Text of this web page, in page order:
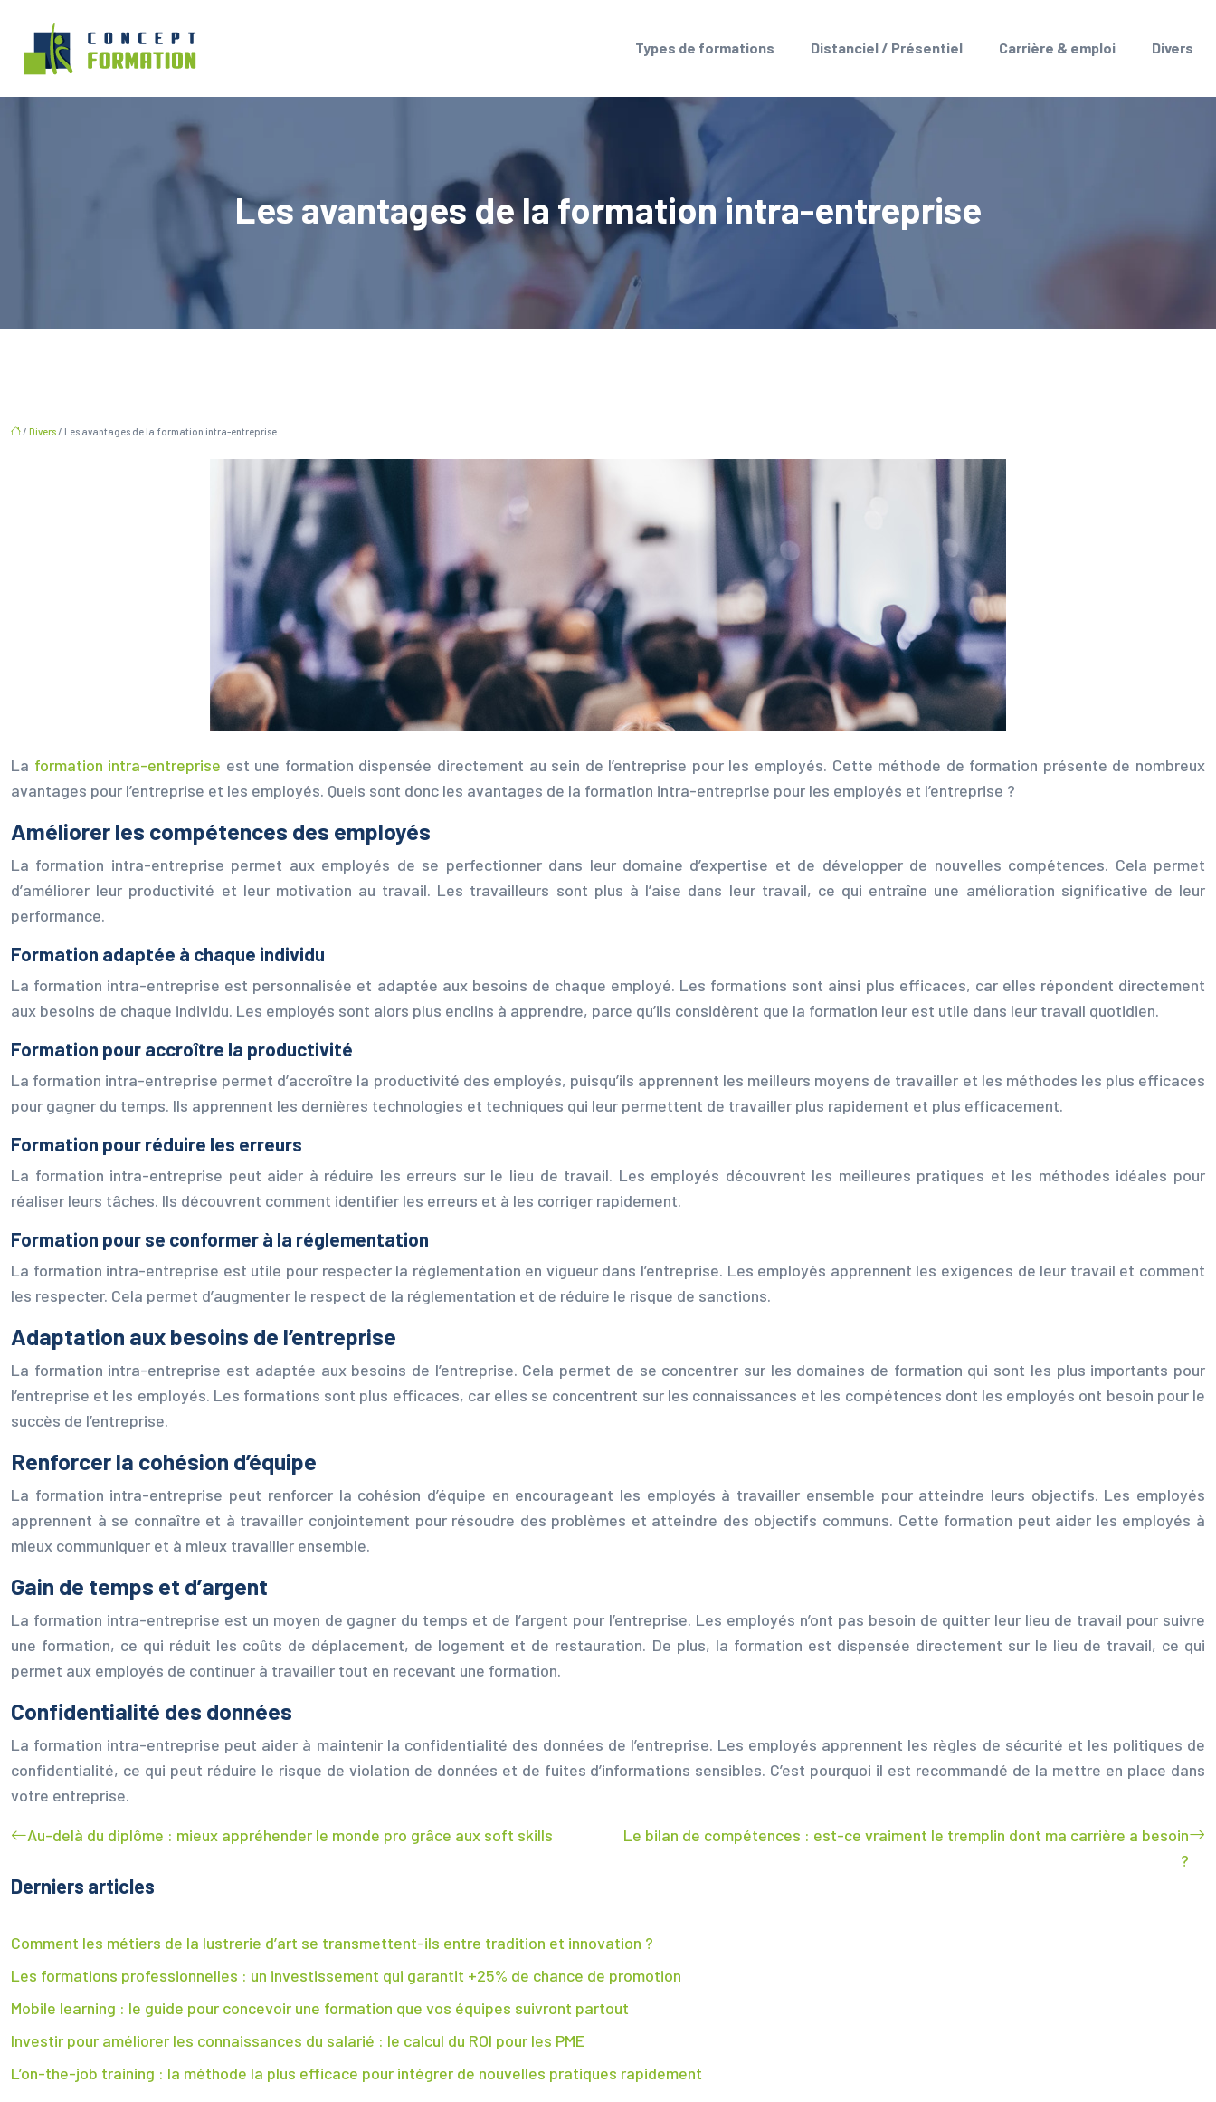
Types de formations Distanciel / Présentiel Carrière & emploi Divers
Les avantages de la formation intra-entreprise
/ Divers/ Les avantages de la formation intra-entreprise
La formation intra-entreprise est une formation dispensée directement au sein de l’entreprise pour les employés. Cette méthode de formation présente de nombreux
avantages pour l’entreprise et les employés. Quels sont donc les avantages de la formation intra-entreprise pour les employés et l’entreprise ?
Améliorer les compétences des employés
La formation intra-entreprise permet aux employés de se perfectionner dans leur domaine d’expertise et de développer de nouvelles compétences. Cela permet
d’améliorer leur productivité et leur motivation au travail. Les travailleurs sont plus à l’aise dans leur travail, ce qui entraîne une amélioration significative de leur
performance.
Formation adaptée à chaque individu
La formation intra-entreprise est personnalisée et adaptée aux besoins de chaque employé. Les formations sont ainsi plus efficaces, car elles répondent directement
aux besoins de chaque individu. Les employés sont alors plus enclins à apprendre, parce qu’ils considèrent que la formation leur est utile dans leur travail quotidien.
Formation pour accroître la productivité
La formation intra-entreprise permet d’accroître la productivité des employés, puisqu’ils apprennent les meilleurs moyens de travailler et les méthodes les plus efficaces
pour gagner du temps. Ils apprennent les dernières technologies et techniques qui leur permettent de travailler plus rapidement et plus efficacement.
Formation pour réduire les erreurs
La formation intra-entreprise peut aider à réduire les erreurs sur le lieu de travail. Les employés découvrent les meilleures pratiques et les méthodes idéales pour
réaliser leurs tâches. Ils découvrent comment identifier les erreurs et à les corriger rapidement.
Formation pour se conformer à la réglementation
La formation intra-entreprise est utile pour respecter la réglementation en vigueur dans l’entreprise. Les employés apprennent les exigences de leur travail et comment
les respecter. Cela permet d’augmenter le respect de la réglementation et de réduire le risque de sanctions.
Adaptation aux besoins de l’entreprise
La formation intra-entreprise est adaptée aux besoins de l’entreprise. Cela permet de se concentrer sur les domaines de formation qui sont les plus importants pour
l’entreprise et les employés. Les formations sont plus efficaces, car elles se concentrent sur les connaissances et les compétences dont les employés ont besoin pour le
succès de l’entreprise.
Renforcer la cohésion d’équipe
La formation intra-entreprise peut renforcer la cohésion d’équipe en encourageant les employés à travailler ensemble pour atteindre leurs objectifs. Les employés
apprennent à se connaître et à travailler conjointement pour résoudre des problèmes et atteindre des objectifs communs. Cette formation peut aider les employés à
mieux communiquer et à mieux travailler ensemble.
Gain de temps et d’argent
La formation intra-entreprise est un moyen de gagner du temps et de l’argent pour l’entreprise. Les employés n’ont pas besoin de quitter leur lieu de travail pour suivre
une formation, ce qui réduit les coûts de déplacement, de logement et de restauration. De plus, la formation est dispensée directement sur le lieu de travail, ce qui
permet aux employés de continuer à travailler tout en recevant une formation.
Confidentialité des données
La formation intra-entreprise peut aider à maintenir la confidentialité des données de l’entreprise. Les employés apprennent les règles de sécurité et les politiques de
confidentialité, ce qui peut réduire le risque de violation de données et de fuites d’informations sensibles. C’est pourquoi il est recommandé de la mettre en place dans
votre entreprise.
Au-delà du diplôme : mieux appréhender le monde pro grâce aux soft skills
Le bilan de compétences : est-ce vraiment le tremplin dont ma carrière a besoin
?
Derniers articles
Comment les métiers de la lustrerie d’art se transmettent-ils entre tradition et innovation ?
Les formations professionnelles : un investissement qui garantit +25% de chance de promotion
Mobile learning : le guide pour concevoir une formation que vos équipes suivront partout
Investir pour améliorer les connaissances du salarié : le calcul du ROI pour les PME
L’on-the-job training : la méthode la plus efficace pour intégrer de nouvelles pratiques rapidement